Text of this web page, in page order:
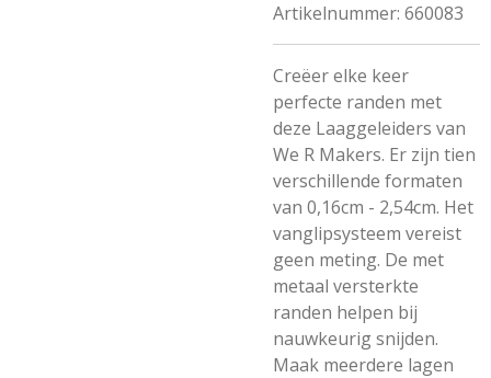
Artikelnummer: 660083
Creëer elke keer
perfecte randen met
deze Laaggeleiders van
We R Makers. Er zijn tien
verschillende formaten
van 0,16cm - 2,54cm. Het
vanglipsysteem vereist
geen meting. De met
metaal versterkte
randen helpen bij
nauwkeurig snijden.
Maak meerdere lagen